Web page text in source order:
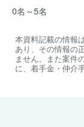
0名～5名
本資料記載の情報
あり、その情報の
ません。また案件
に、着手金・仲介